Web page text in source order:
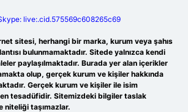
live:.cid.575569c608265c69
sitesi, herhangi bir marka, kurum veya şahıs
bulunmamaktadır. Sitede yalnızca kendi
paylaşılmaktadır. Burada yer alan içerikler
olup, gerçek kurum ve kişiler hakkında
Gerçek kurum ve kişiler ile isim
tesadüfidir. Sitemizdeki bilgiler taslak
niteliği taşımazlar.